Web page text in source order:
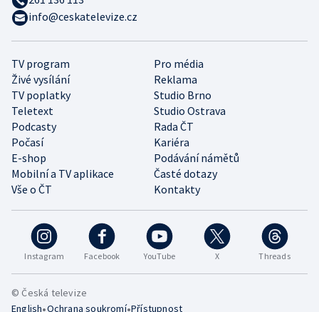
Instagram Facebook YouTube X Threads
TV program
Pro média
Živé vysílání
Reklama
TV poplatky
Studio Brno
Teletext
Studio Ostrava
Podcasty
Rada ČT
Počasí
Kariéra
E-shop
Podávání námětů
Mobilní a TV aplikace
Časté dotazy
Vše o ČT
Kontakty
info@ceskatelevize.cz
© Česká televize
English•Ochrana soukromí•Přístupnost